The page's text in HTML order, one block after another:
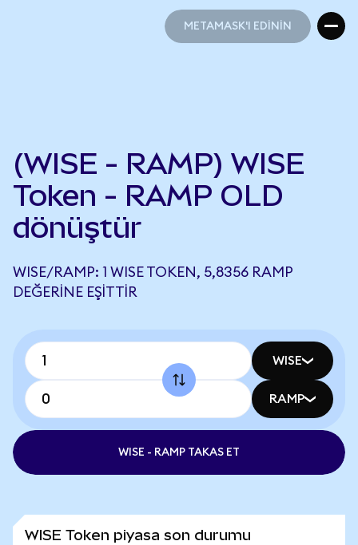
METAMASK'I EDİNİN
(WISE - RAMP) WISE
Token - RAMP OLD
dönüştür
WISE/RAMP: 1 WISE TOKEN, 5,8356 RAMP
DEĞERINE EŞITTIR
WISE
RAMP
WISE - RAMP TAKAS ET
WISE Token piyasa son durumu